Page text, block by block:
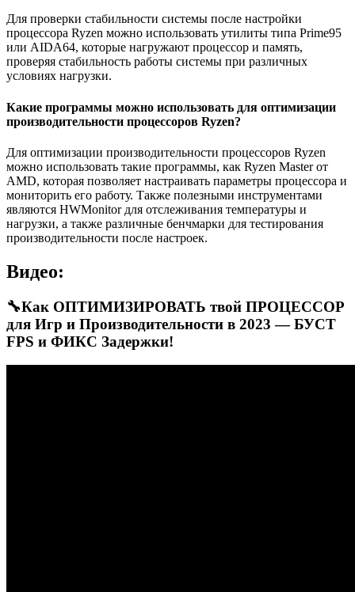
Для проверки стабильности системы после настройки
процессора Ryzen можно использовать утилиты типа Prime95
или AIDA64, которые нагружают процессор и память,
проверяя стабильность работы системы при различных
условиях нагрузки.
Какие программы можно использовать для оптимизации
производительности процессоров Ryzen?
Для оптимизации производительности процессоров Ryzen
можно использовать такие программы, как Ryzen Master от
AMD, которая позволяет настраивать параметры процессора и
мониторить его работу. Также полезными инструментами
являются HWMonitor для отслеживания температуры и
нагрузки, а также различные бенчмарки для тестирования
производительности после настроек.
Видео:
🔧Как ОПТИМИЗИРОВАТЬ твой ПРОЦЕССОР
для Игр и Производительности в 2023 — БУСТ
FPS и ФИКС Задержки!